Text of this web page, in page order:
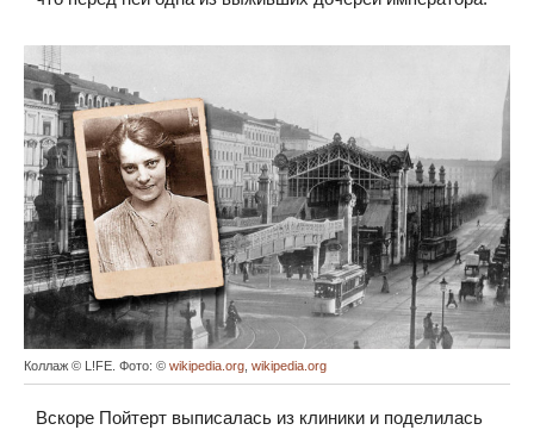
Коллаж © L!FE. Фото: © wikipedia.org wikipedia.org
Вскоре Пойтерт выписалась из клиники и поделилась